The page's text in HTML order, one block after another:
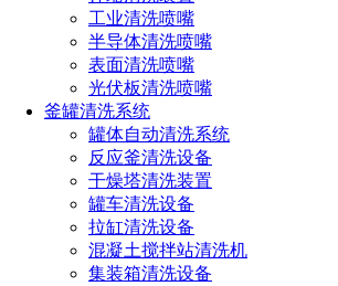
工业清洗喷嘴
半导体清洗喷嘴
表面清洗喷嘴
光伏板清洗喷嘴
釜罐清洗系统
罐体自动清洗系统
反应釜清洗设备
干燥塔清洗装置
罐车清洗设备
拉缸清洗设备
混凝土搅拌站清洗机
集装箱清洗设备
我们在全国多地设有办事处
务、安装指导、定期维护和技术支持。于
动化清洗系统及除尘降尘设备研发生产测
业技术工程师组成一支卓越的研发团队，
洗、抑尘及其它喷雾难题。
集团公司2006年荣获《东莞市
荣获《广东省民营科技企业》、2011年正
企业。是中国消防喷嘴、燃油喷嘴定点研
建有消防实验室、燃油实验室、激光粒度